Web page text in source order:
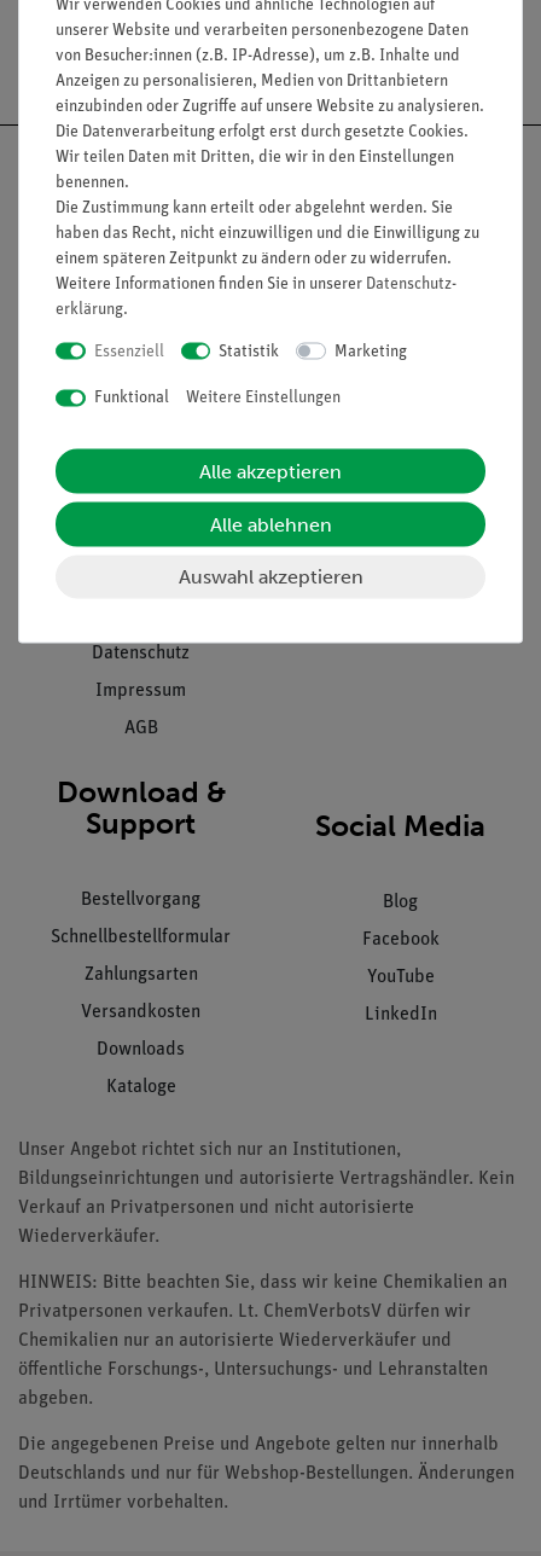
Versandkostenfrei ab 300,- €
Nach oben
Informationen
Projekte und Lösungen
Presse
Datenschutz
Impressum
AGB
Service
Beratung & Showroom
Inventarisierungs- &
Inbetriebnahme & Schulungen
Download &
Support
Bestellvorgang
Schnellbestellformular
Zahlungsarten
Versandkosten
Downloads
Kataloge
Social Media
Blog
Facebook
YouTube
LinkedIn
Unser Angebot richtet sich nur an Institutionen,
Bildungseinrichtungen und autorisierte Vertragshändler. Kein
Verkauf an Privatpersonen und nicht autorisierte
Wiederverkäufer.
HINWEIS: Bitte beachten Sie, dass wir keine Chemikalien an
Privatpersonen verkaufen. Lt. ChemVerbotsV dürfen wir
Chemikalien nur an autorisierte Wiederverkäufer und
öffentliche Forschungs-, Untersuchungs- und Lehranstalten
abgeben.
Die angegebenen Preise und Angebote gelten nur innerhalb
Deutschlands und nur für Webshop-Bestellungen. Änderungen
und Irrtümer vorbehalten.
Wir verwenden Cookies und ähnliche Technologien auf
unserer Website und verarbeiten personenbezogene Daten
von Besucher:innen (z.B. IP-Adresse), um z.B. Inhalte und
Anzeigen zu personalisieren, Medien von Drittanbietern
einzubinden oder Zugriffe auf unsere Website zu analysieren.
Die Datenverarbeitung erfolgt erst durch gesetzte Cookies.
Wir teilen Daten mit Dritten, die wir in den Einstellungen
benennen.
Die Zustimmung kann erteilt oder abgelehnt werden. Sie
haben das Recht, nicht einzuwilligen und die Einwilligung zu
einem späteren Zeitpunkt zu ändern oder zu widerrufen.
Weitere Informationen finden Sie in unserer Daten­schutz­
erklärung.
Essenziell Statistik Marketing
Funktional Weitere Einstellungen
Alle akzeptieren
Alle ablehnen
Auswahl akzeptieren